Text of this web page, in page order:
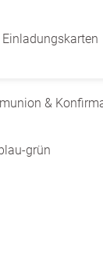
Einladungskarten
&